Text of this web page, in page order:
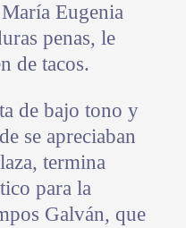
Eugenia
penas, le
de tacos.
de bajo tono y
se apreciaban
termina
para la
Galván, que